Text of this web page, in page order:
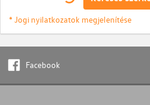
* Jogi nyilatkozatok megjelenítése
Facebook